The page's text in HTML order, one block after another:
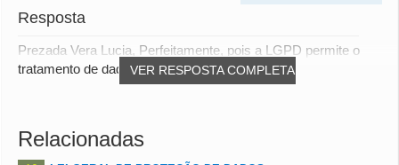
Resposta
VER RESPOSTA COMPLETA
Prezada Vera Lucia, Perfeitamente, pois a LGPD permite o
tratamento de dados para cumprimento lega...
Relacionadas